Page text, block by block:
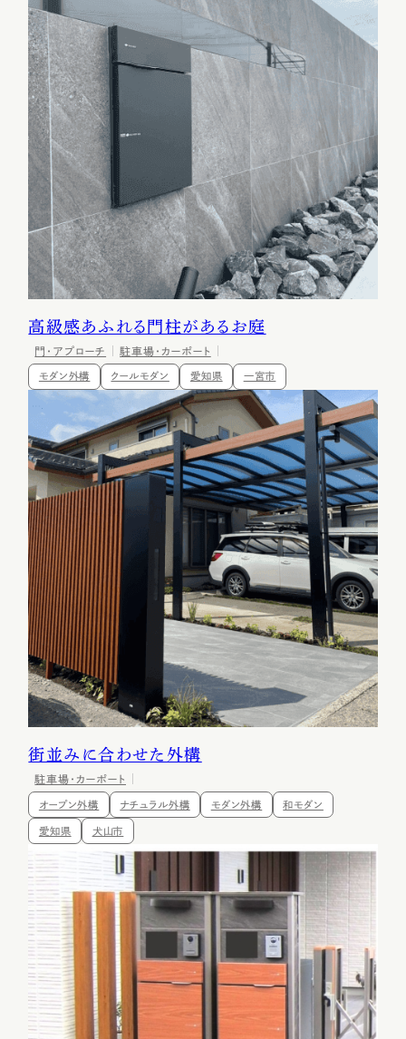
高級感あふれる門柱があるお庭
門・アプローチ 駐車場・カーポート
モダン外構 クールモダン 愛知県 一宮市
街並みに合わせた外構
駐車場・カーポート
オープン外構 ナチュラル外構 モダン外構 和モダン
愛知県 犬山市